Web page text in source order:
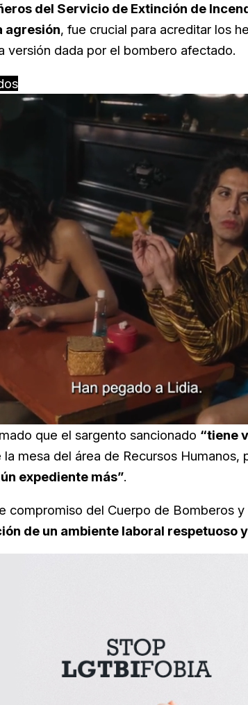
del Servicio de Extinción de
agresión, fue crucial para acreditar los
versión dada por el bombero afectado.
Loaded
57.99%
que el sargento sancionado “tiene
la mesa del área de Recursos Humanos,
expediente más”.
compromiso del Cuerpo de Bomberos
de un ambiente laboral respetuoso